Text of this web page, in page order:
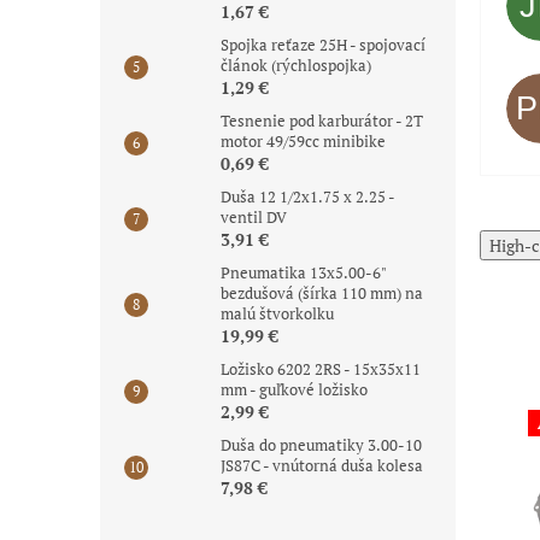
1,67 €
Spojka reťaze 25H - spojovací
článok (rýchlospojka)
1,29 €
Tesnenie pod karburátor - 2T
motor 49/59cc minibike
0,69 €
Duša 12 1/2x1.75 x 2.25 -
ventil DV
3,91 €
Pneumatika 13x5.00-6"
bezdušová (šírka 110 mm) na
malú štvorkolku
19,99 €
Ložisko 6202 2RS - 15x35x11
mm - guľkové ložisko
2,99 €
Duša do pneumatiky 3.00-10
JS87C - vnútorná duša kolesa
7,98 €
High-
Novinka
Posledné kusy
skladom